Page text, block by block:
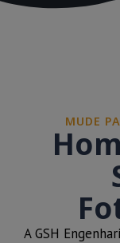
MUDE
A GSH